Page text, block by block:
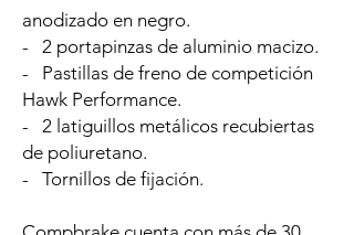
anodizado en negro.
- 2 portapinzas de aluminio macizo.
- Pastillas de freno de competición
Hawk Performance.
- 2 latiguillos metálicos recubiertas
de poliuretano.
- Tornillos de fijación.